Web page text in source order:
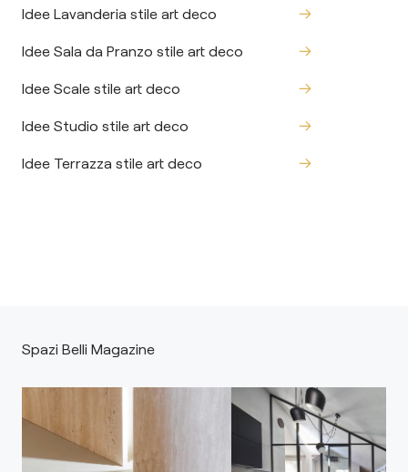
Idee Lavanderia stile art deco
Idee Sala da Pranzo stile art deco
Idee Scale stile art deco
Idee Studio stile art deco
Idee Terrazza stile art deco
Spazi Belli Magazine